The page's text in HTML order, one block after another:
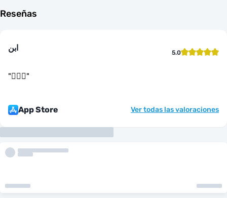
Reseñas
ابن 5.0
"👌🏻🤝"
App Store Ver todas las valoraciones